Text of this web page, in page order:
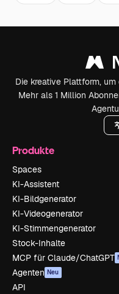
Die kreative Plattform,
Mehr als 1 Million
Produkte
Spaces
KI-Assistent
KI-Bildgenerator
KI-Videogenerator
KI-Stimmengenerator
Stock-Inhalte
MCP für Claude/ChatGPT
Agenten Neu
API